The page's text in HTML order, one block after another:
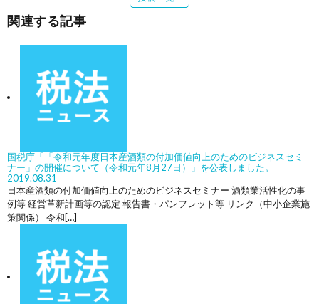
関連する記事
国税庁「「令和元年度日本産酒類の付加価値向上のためのビジネスセミ
ナー」の開催について（令和元年8月27日）」を公表しました。
2019.08.31
日本産酒類の付加価値向上のためのビジネスセミナー 酒類業活性化の事
例等 経営革新計画等の認定 報告書・パンフレット等 リンク（中小企業施
策関係） 令和[…]